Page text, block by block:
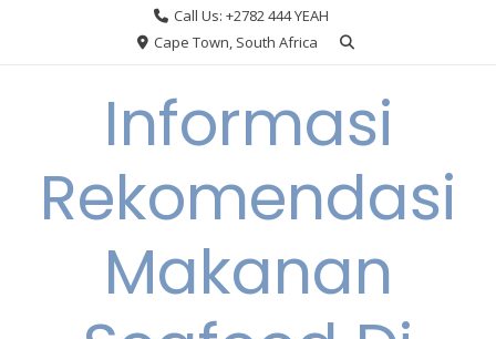
Call Us: +2782 444 YEAH
Cape Town, South Africa
Informasi
Rekomendasi
Makanan